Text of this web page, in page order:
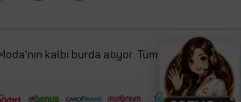
kalbi burda atıyor. Tüm
Colezium